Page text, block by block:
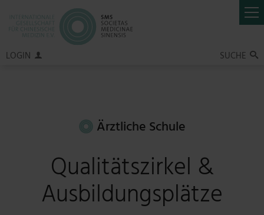
LOGIN SUCHE 
Ärztliche Schule
Qualitätszirkel &
Ausbildungsplätze